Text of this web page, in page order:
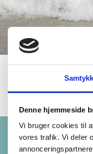
Denne hjemmeside
Vi bruger cookies til
vores trafik. Vi deler